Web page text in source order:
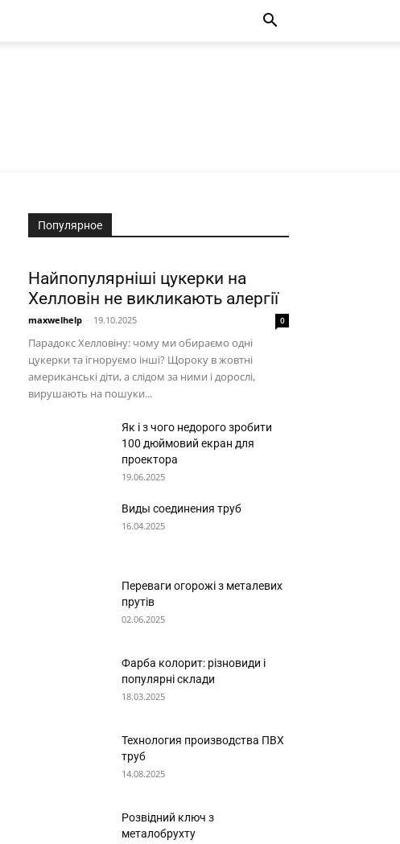
Популярное
Найпопулярніші цукерки на
Хелловін не викликають алергії
maxwelhelp - 19.10.2025 0
Парадокс Хелловіну: чому ми обираємо одні
цукерки та ігноруємо інші? Щороку в жовтні
американські діти, а слідом за ними і дорослі,
вирушають на пошуки...
Як і з чого недорого зробити
100 дюймовий екран для
проектора
19.06.2025
Виды соединения труб
16.04.2025
Переваги огорожі з металевих
прутів
02.06.2025
Фарба колорит: різновиди і
популярні склади
18.03.2025
Технология производства ПВХ
труб
14.08.2025
Розвідний ключ з
металобрухту